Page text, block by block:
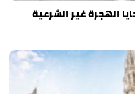
الهجرة غير الشرعية